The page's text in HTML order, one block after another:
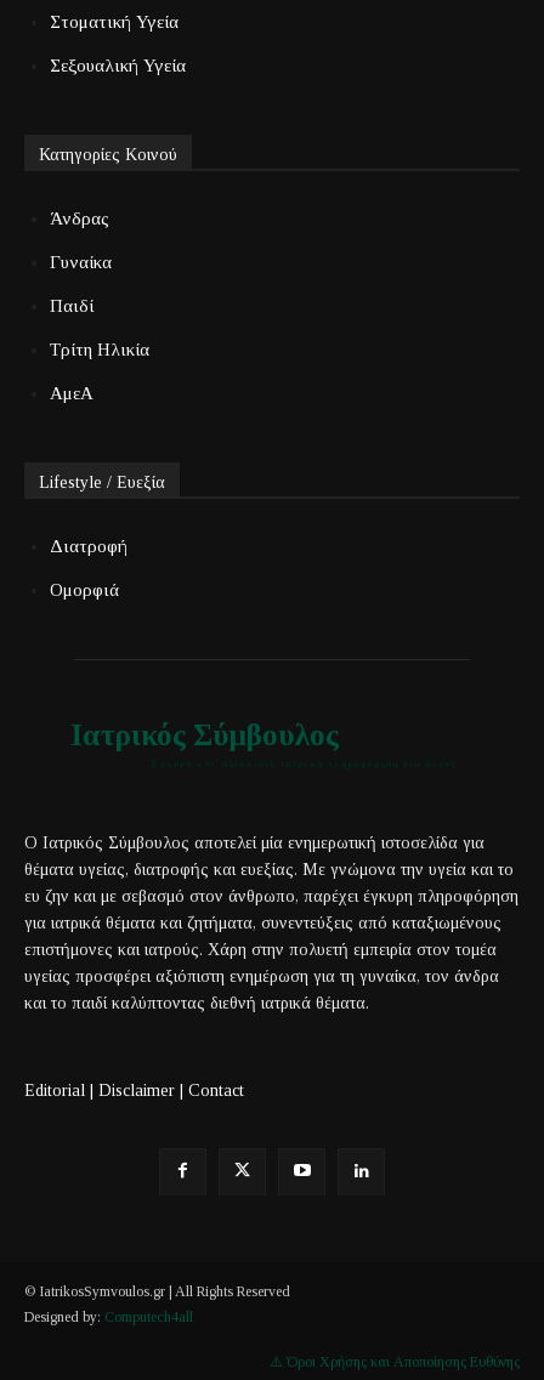
Στοματική Υγεία
Σεξουαλική Υγεία
Κατηγορίες Κοινού
Άνδρας
Γυναίκα
Παιδί
Τρίτη Ηλικία
ΑμεΑ
Lifestyle / Ευεξία
Διατροφή
Ομορφιά
Ιατρικός Σύμβουλος
Ο Ιατρικός Σύμβουλος αποτελεί μία ενημερωτική ιστοσελίδα για
θέματα υγείας, διατροφής και ευεξίας. Με γνώμονα την υγεία και το
ευ ζην και με σεβασμό στον άνθρωπο, παρέχει έγκυρη πληροφόρηση
για ιατρικά θέματα και ζητήματα, συνεντεύξεις από καταξιωμένους
επιστήμονες και ιατρούς. Χάρη στην πολυετή εμπειρία στον τομέα
υγείας προσφέρει αξιόπιστη ενημέρωση για τη γυναίκα, τον άνδρα
και το παιδί καλύπτοντας διεθνή ιατρικά θέματα.
Editorial | Disclaimer | Contact
© IatrikosSymvoulos.gr | All Rights Reserved
Designed by: Computech4all
⚠️ Όροι Χρήσης και Αποποίησης Ευθύνης